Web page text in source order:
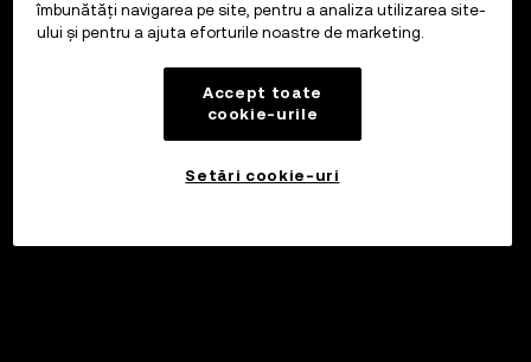
îmbunătăți navigarea pe site, pentru a analiza utilizarea site-
ului și pentru a ajuta eforturile noastre de marketing.
Accept toate
cookie-urile
Setări cookie-uri